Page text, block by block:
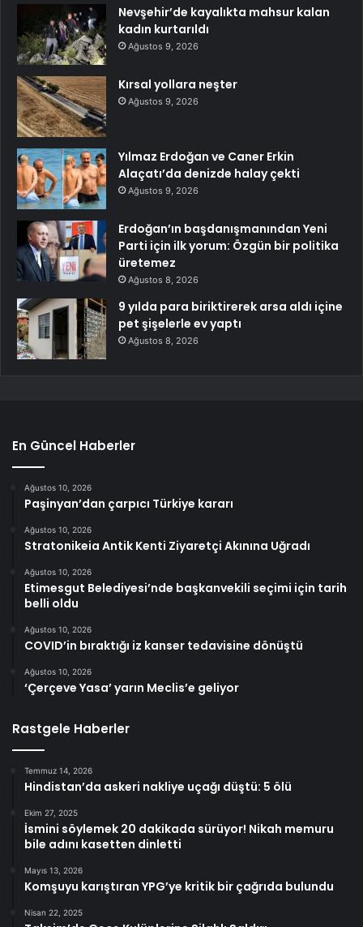
Nevşehir’de kayalıkta mahsur kalan
kadın kurtarıldı
Ağustos 9, 2026
Kırsal yollara neşter
Ağustos 9, 2026
Yılmaz Erdoğan ve Caner Erkin
Alaçatı’da denizde halay çekti
Ağustos 9, 2026
Erdoğan’ın başdanışmanından Yeni
Parti için ilk yorum: Özgün bir politika
üretemez
Ağustos 8, 2026
9 yılda para biriktirerek arsa aldı içine
pet şişelerle ev yaptı
Ağustos 8, 2026
En Güncel Haberler
Ağustos 10, 2026
Paşinyan’dan çarpıcı Türkiye kararı
Ağustos 10, 2026
Stratonikeia Antik Kenti Ziyaretçi Akınına Uğradı
Ağustos 10, 2026
Etimesgut Belediyesi’nde başkanvekili seçimi için tarih
belli oldu
Ağustos 10, 2026
COVID’in bıraktığı iz kanser tedavisine dönüştü
Ağustos 10, 2026
‘Çerçeve Yasa’ yarın Meclis’e geliyor
Rastgele Haberler
Temmuz 14, 2026
Hindistan’da askeri nakliye uçağı düştü: 5 ölü
Ekim 27, 2025
İsmini söylemek 20 dakikada sürüyor! Nikah memuru
bile adını kasetten dinletti
Mayıs 13, 2026
Komşuyu karıştıran YPG’ye kritik bir çağrıda bulundu
Nisan 22, 2025